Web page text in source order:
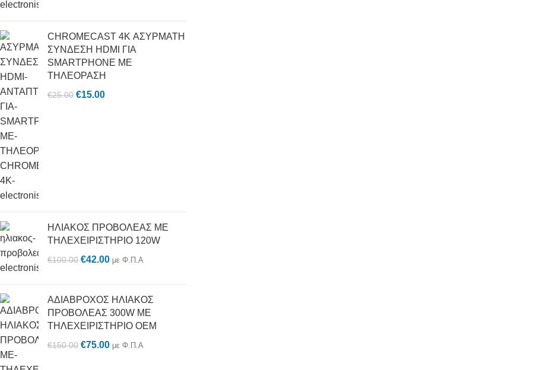
CHROMECAST 4K ΑΣΥΡΜΑΤΗ
ΣΥΝΔΕΣΗ HDMI ΓΙΑ
SMARTPHONE ΜΕ
ΤΗΛΕΟΡΑΣΗ
€25.00 €15.00
ΗΛΙΑΚΟΣ ΠΡΟΒΟΛΕΑΣ ΜΕ
ΤΗΛΕΧΕΙΡΙΣΤΗΡΙΟ 120W
€100.00 €42.00 με Φ.Π.Α
ΑΔΙΑΒΡΟΧΟΣ ΗΛΙΑΚΟΣ
ΠΡΟΒΟΛΕΑΣ 300W ΜΕ
ΤΗΛΕΧΕΙΡΙΣΤΗΡΙΟ OEM
€150.00 €75.00 με Φ.Π.Α